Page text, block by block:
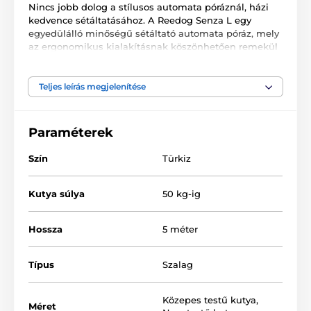
Nincs jobb dolog a stílusos automata póráznál, házi
kedvence sétáltatásához. A Reedog Senza L egy
egyedülálló minőségű sétáltató automata póráz, mely
az ergonomikus kialakításnak köszönhetően remekül
gombnyomással 3 fékezési módot biztosíthat. A cseh
márkájú termék ideális nagytestű kutyák számára, 50
Teljes leírás megjelenítése
Paraméterek
Szín Türkiz
Kutya súlya 50 kg-ig
Hossza 5 méter
Típus Szalag
Méret
Közepes testű kutya,